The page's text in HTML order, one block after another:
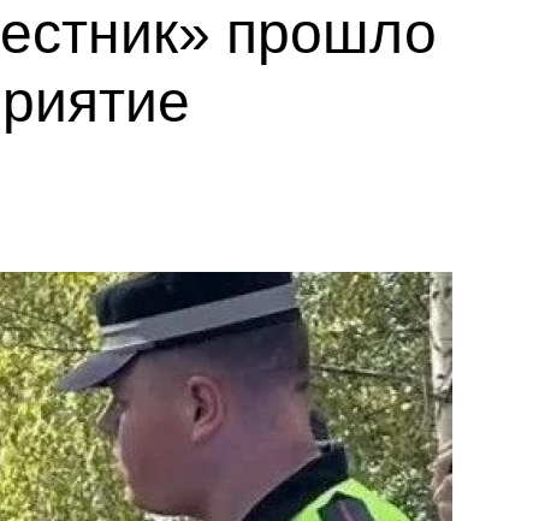
прошло